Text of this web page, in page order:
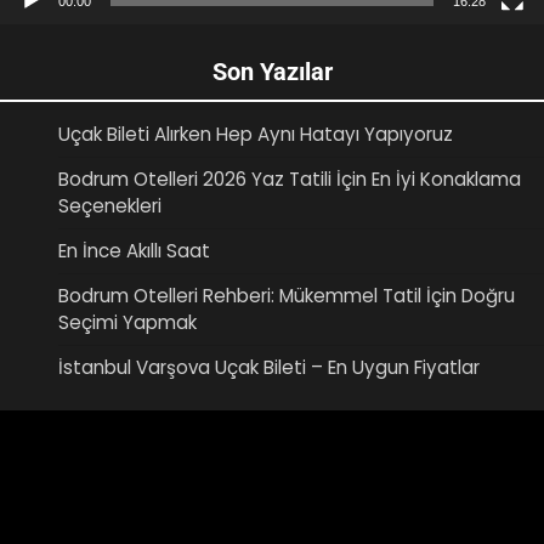
Son Yazılar
Uçak Bileti Alırken Hep Aynı Hatayı Yapıyoruz
Bodrum Otelleri 2026 Yaz Tatili İçin En İyi Konaklama
Seçenekleri
En İnce Akıllı Saat
Bodrum Otelleri Rehberi: Mükemmel Tatil İçin Doğru
Seçimi Yapmak
İstanbul Varşova Uçak Bileti – En Uygun Fiyatlar